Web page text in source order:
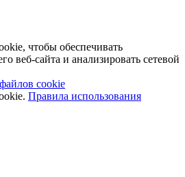
чтобы обеспечивать
веб-сайта и анализировать сетевой
cookie
Правила использования